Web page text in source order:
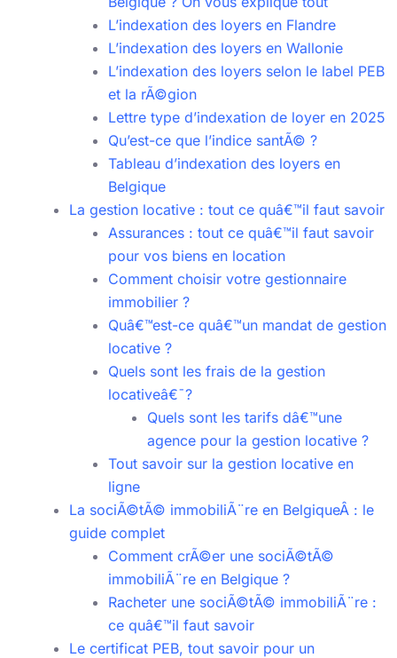
L’indexation des loyers en Flandre
L’indexation des loyers en Wallonie
L’indexation des loyers selon le label PEB
et la rÃ©gion
Lettre type d’indexation de loyer en 2025
Qu’est-ce que l’indice santÃ© ?
Tableau d’indexation des loyers en
Belgique
La gestion locative : tout ce quâ€™il faut savoir
Assurances : tout ce quâ€™il faut savoir
pour vos biens en location
Comment choisir votre gestionnaire
immobilier ?
Quâ€™est-ce quâ€™un mandat de gestion
locative ?
Quels sont les frais de la gestion
locativeâ€¯?
Quels sont les tarifs dâ€™une
agence pour la gestion locative ?
Tout savoir sur la gestion locative en
ligne
La sociÃ©tÃ© immobiliÃ¨re en BelgiqueÂ : le
guide complet
Comment crÃ©er une sociÃ©tÃ©
immobiliÃ¨re en Belgique ?
Racheter une sociÃ©tÃ© immobiliÃ¨re :
ce quâ€™il faut savoir
Le certificat PEB, tout savoir pour un